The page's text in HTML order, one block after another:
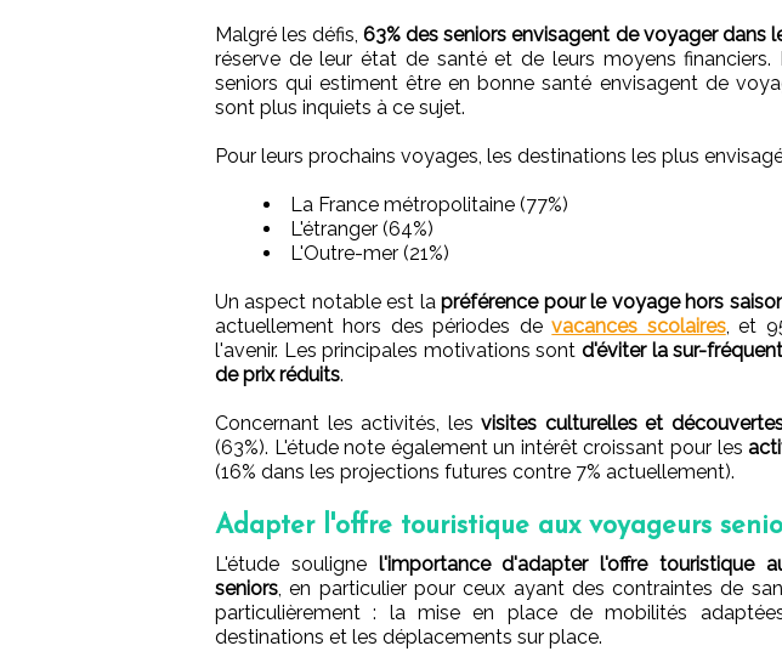
Malgré les défis,63% des seniors envisagent de voyager dans
réserve de leur état de santé et de leurs moyens financiers.
seniors qui estiment être en bonne santé envisagent de
sont plus inquiets à ce sujet.
Pour leurs prochains voyages, les destinations les plus
La France métropolitaine (77%)
L'étranger (64%)
L'Outre-mer (21%)
Un aspect notable est lapréférence pour le voyage hors
actuellement hors des périodes devacances scolaires, et
l'avenir. Les principales motivations sont d'éviter la sur-
de prix réduits.
Concernant les activités, lesvisites culturelles et
(63%). L'étude note également un intérêt croissant pour les
(16% dans les projections futures contre 7% actuellement).
Adapter l'offre touristique aux voyageurs
L'étude souligne l'importance d'adapter l'offre touristique
seniors, en particulier pour ceux ayant des contraintes de
particulièrement : la mise en place de mobilités
destinations et les déplacements sur place.